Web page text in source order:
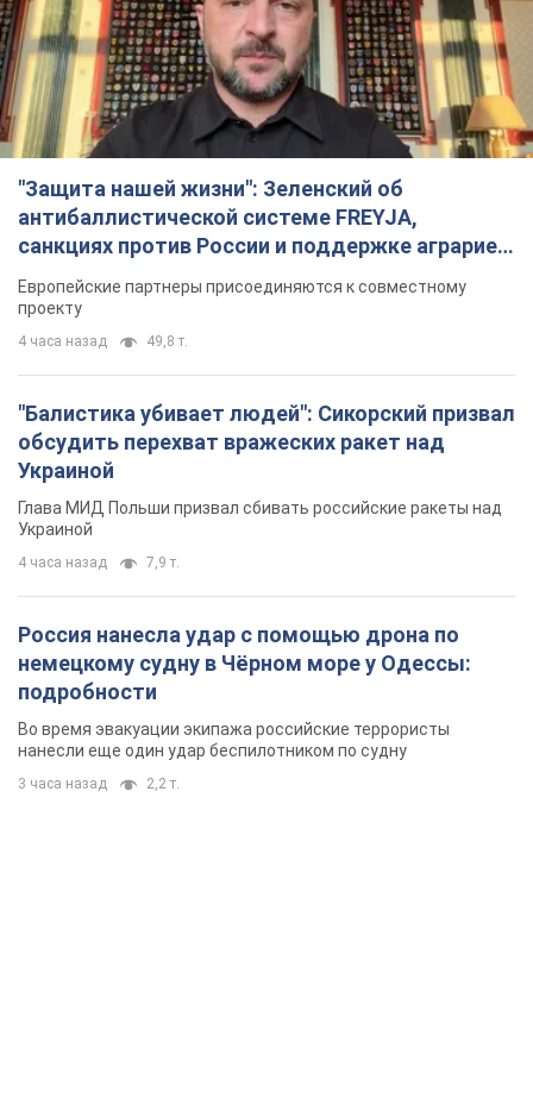
"Защита нашей жизни": Зеленский об
антибаллистической системе FREYJA,
санкциях против России и поддержке аграриев.
Видео
Европейские партнеры присоединяются к совместному
проекту
4 часа назад 49,8 т.
"Балистика убивает людей": Сикорский призвал
обсудить перехват вражеских ракет над
Украиной
Глава МИД Польши призвал сбивать российские ракеты над
Украиной
4 часа назад 7,9 т.
Россия нанесла удар с помощью дрона по
немецкому судну в Чёрном море у Одессы:
подробности
Во время эвакуации экипажа российские террористы
нанесли еще один удар беспилотником по судну
3 часа назад 2,2 т.